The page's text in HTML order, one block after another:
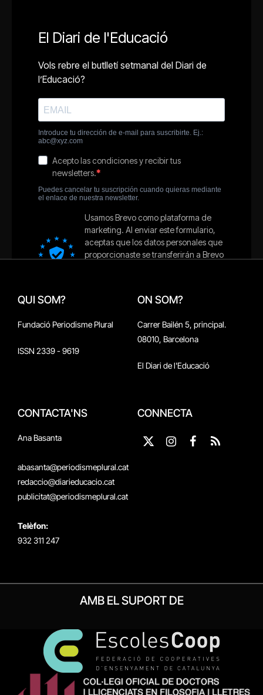
QUI SOM?
Fundació Periodisme Plural
ISSN 2339 - 9619
ON SOM?
Carrer Bailén 5, principal.
08010, Barcelona
El Diari de l'Educació
CONTACTA'NS
Ana Basanta
abasanta@periodismeplural.cat
redaccio@diarieducacio.cat
publicitat@periodismeplural.cat
Telèfon:
932 311 247
CONNECTA
X
Instagram
Facebook
RSS
AMB EL SUPORT DE